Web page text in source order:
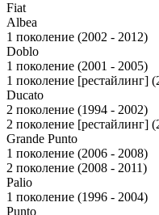
Fiat
Albea
1 поколение (2002 - 2012)
Doblo
1 поколение (2001 - 2005)
1 поколение [рестайлинг]
Ducato
2 поколение (1994 - 2002)
2 поколение [рестайлинг]
Grande Punto
1 поколение (2006 - 2008)
2 поколение (2008 - 2011)
Palio
1 поколение (1996 - 2004)
Punto